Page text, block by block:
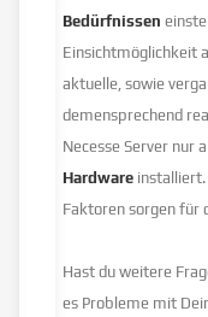
Bedürfnissen
Einsichtmöglichkeit
aktuelle, sowie
demensprechend
Necesse Server nur
Hardware installiert.
Faktoren sorgen für
Hast du weitere
es Probleme mit